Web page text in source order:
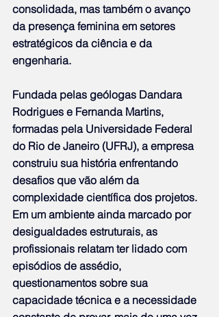
consolidada, mas também o avanço
da presença feminina em setores
estratégicos da ciência e da
engenharia.
Fundada pelas geólogas Dandara
Rodrigues e Fernanda Martins,
formadas pela Universidade Federal
do Rio de Janeiro (UFRJ), a empresa
construiu sua história enfrentando
desafios que vão além da
complexidade científica dos projetos.
Em um ambiente ainda marcado por
desigualdades estruturais, as
profissionais relatam ter lidado com
episódios de assédio,
questionamentos sobre sua
capacidade técnica e a necessidade